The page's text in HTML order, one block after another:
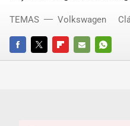
FACEBOOKTWITTERFLIPBOARD
E-
TEMAS Volkswagen